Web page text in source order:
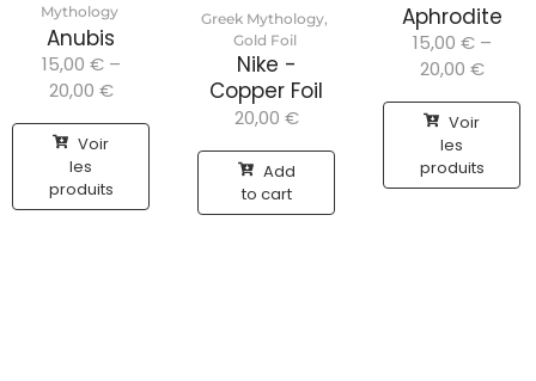
Mythology
Anubis
15,00 € –
20,00 €
Voir
les
produits
Greek Mythology,
Gold Foil
Nike -
Copper Foil
20,00 €
Add
to cart
Aphrodite
15,00 € –
20,00 €
Voir
les
produits